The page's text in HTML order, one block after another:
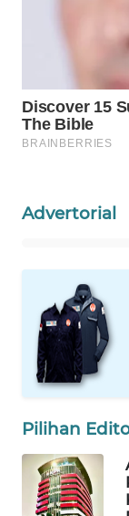
Advertorial
Pilihan
LISTRIK
WAHANA
WAHANA
TV
WAHANANEWS
ID
WAHANANEWS
CO ID
NET
WAHANA
SPORT